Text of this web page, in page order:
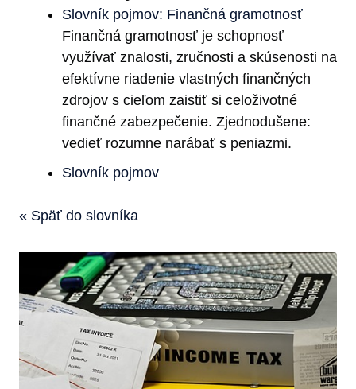
Slovník pojmov: Finančná gramotnosť
Finančná gramotnosť je schopnosť
využívať znalosti, zručnosti a skúsenosti na
efektívne riadenie vlastných finančných
zdrojov s cieľom zaistiť si celoživotné
finančné zabezpečenie. Zjednodušene:
vedieť rozumne narábať s peniazmi.
Slovník pojmov
« Späť do slovníka